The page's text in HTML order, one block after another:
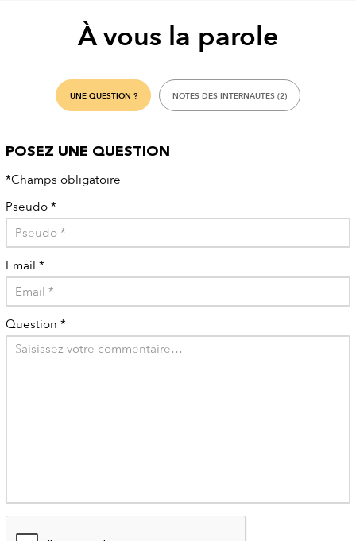
À vous la parole
UNE QUESTION ? NOTES DES INTERNAUTES (2)
POSEZ UNE QUESTION
*Champs obligatoire
Pseudo *
Email *
Question *